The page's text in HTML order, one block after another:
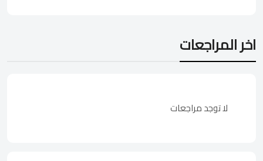
اخر المراجعات
لا توجد مراجعات